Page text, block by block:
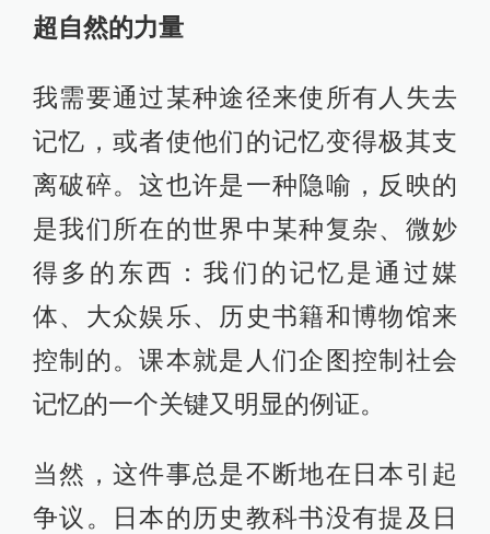
超自然的力量
我需要通过某种途径来使所有人失去
记忆，或者使他们的记忆变得极其支
离破碎。这也许是一种隐喻，反映的
是我们所在的世界中某种复杂、微妙
得多的东西：我们的记忆是通过媒
体、大众娱乐、历史书籍和博物馆来
控制的。课本就是人们企图控制社会
记忆的一个关键又明显的例证。
当然，这件事总是不断地在日本引起
争议。日本的历史教科书没有提及日